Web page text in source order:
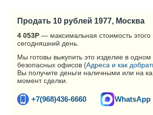
Продать 10 рублей 1977, Москва
4 053Р — максимальная стоимость
сегодняшний день.
Мы готовы выкупить это изделие в
безопасных офисов (Адреса и как
Вы получите деньги наличными или на
момент сделки.
+7(968)436-6660 WhatsApp